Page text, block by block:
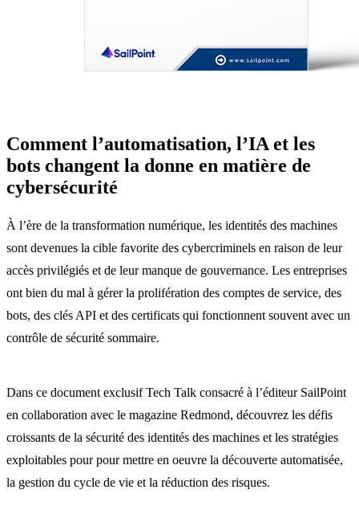
Comment l’automatisation, l’IA et les
bots changent la donne en matière de
cybersécurité
À l’ère de la transformation numérique, les identités des machines
sont devenues la cible favorite des cybercriminels en raison de leur
accès privilégiés et de leur manque de gouvernance. Les entreprises
ont bien du mal à gérer la prolifération des comptes de service, des
bots, des clés API et des certificats qui fonctionnent souvent avec un
contrôle de sécurité sommaire.
Dans ce document exclusif Tech Talk consacré à l’éditeur SailPoint
en collaboration avec le magazine Redmond, découvrez les défis
croissants de la sécurité des identités des machines et les stratégies
exploitables pour pour mettre en oeuvre la découverte automatisée,
la gestion du cycle de vie et la réduction des risques.